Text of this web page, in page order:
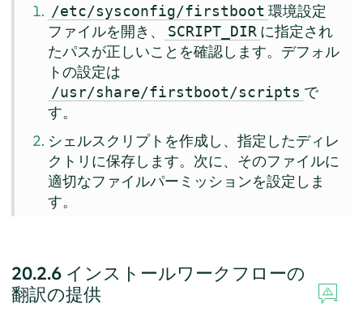
/etc/sysconfig/firstboot 環境設定
ファイルを開き、
SCRIPT_DIR に指定され
たパスが正しいことを確認します。デフォル
トの設定は
/usr/share/firstboot/scripts で
す。
シェルスクリプトを作成し、指定したディレ
クトリに保存します。次に、そのファイルに
適切なファイルパーミッションを設定しま
す。
20.2.6 インストールワークフローの
翻訳の提供